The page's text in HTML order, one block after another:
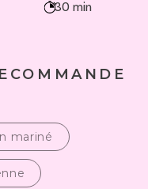
30 min
mariné